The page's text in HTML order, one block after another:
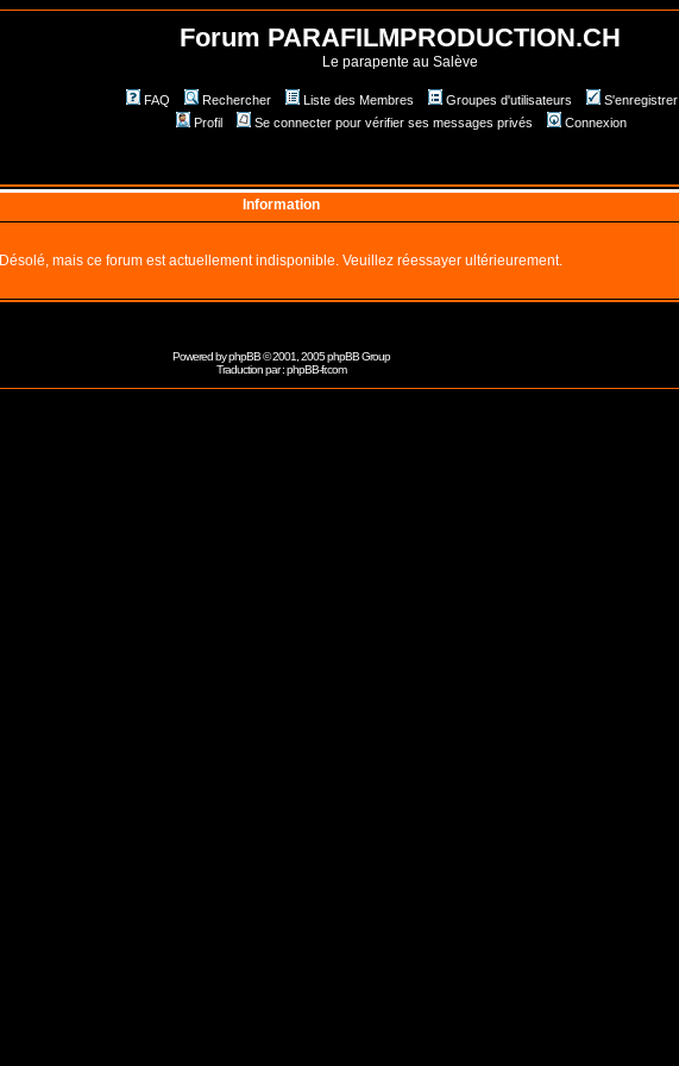
Forum PARAFILMPRODUCTION.CH
Le parapente au Salève
FAQ Rechercher Liste des Membres Groupes d'utilisateurs
S'enregistrer
Profil
Se connecter pour vérifier ses messages privés Connexion
Information
Désolé, mais ce forum est actuellement indisponible. Veuillez réessayer ultérieurement.
Powered byphpBB© 2001, 2005 phpBB Group
Traduction par :phpBB-fr.com